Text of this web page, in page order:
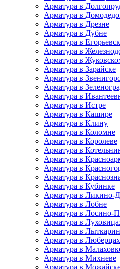
Арматура в
Арматура в
Арматура в Дрезне
Арматура в Дубне
Арматура в
Арматура в
Арматура в
Арматура в Зарайске
Арматура в
Арматура в
Арматура в
Арматура в Истре
Арматура в Кашире
Арматура в Клину
Арматура в Коломне
Арматура в Королеве
Арматура в
Арматура в
Арматура в
Арматура в
Арматура в Кубинке
Арматура в Ликино-
Арматура в Лобне
Арматура в Лосино-
Арматура в
Арматура в
Арматура в Люберцах
Арматура в
Арматура в Михневе
Арматура в